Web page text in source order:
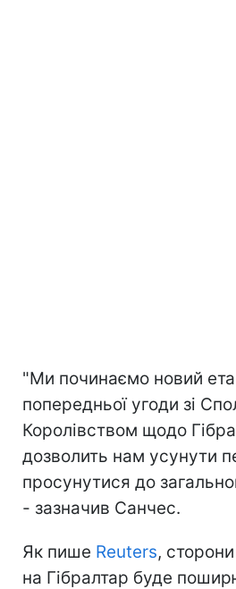
"Ми починаємо новий
попередньої угоди зі
Королівством щодо
дозволить нам усунути
просунутися до
- зазначив Санчес.
Як пише Reuters,
на Гібралтар буде